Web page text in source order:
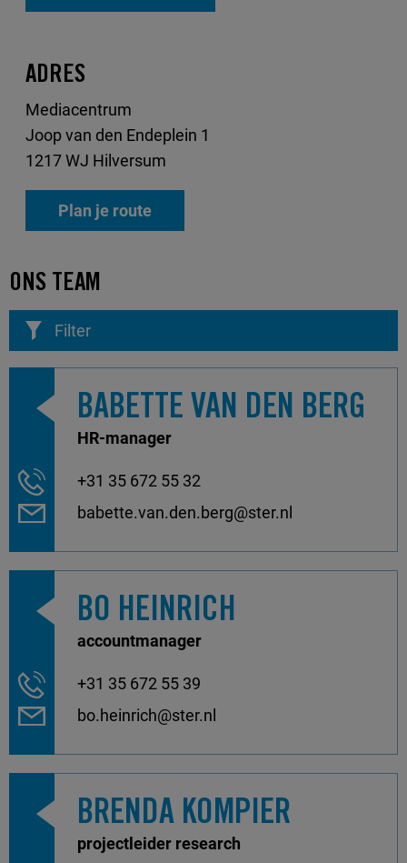
ADRES
Mediacentrum
Joop van den Endeplein 1
1217 WJ Hilversum
Plan je route
ONS TEAM
Filter
BABETTE VAN DEN BERG
HR-manager
+31 35 672 55 32
babette.van.den.berg@ster.nl
BO HEINRICH
accountmanager
+31 35 672 55 39
bo.heinrich@ster.nl
BRENDA KOMPIER
projectleider research